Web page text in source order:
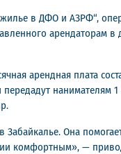
жилье в ДФО и АЗРФ“,
арендаторам в
арендная плата
Она
комфортным», —